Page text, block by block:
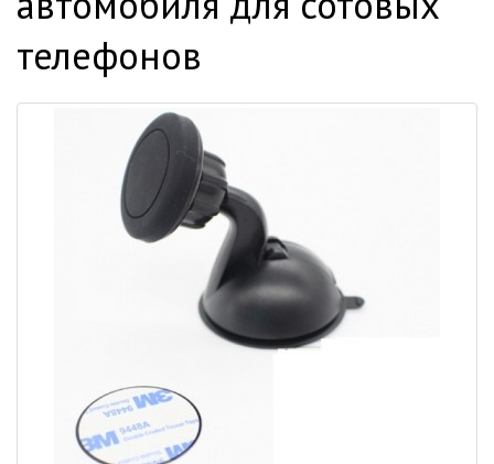
телефонов